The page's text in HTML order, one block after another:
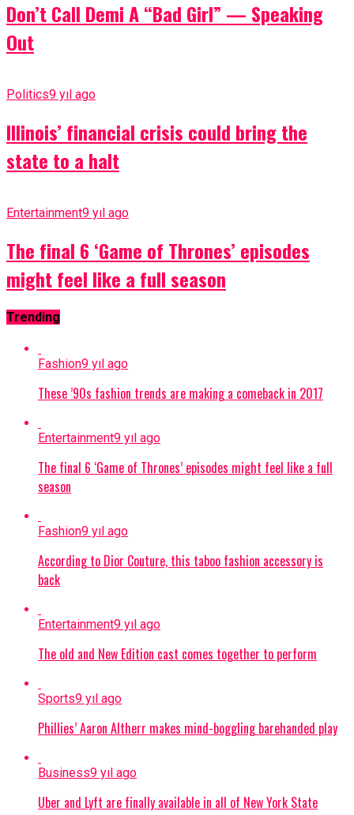
Don’t Call Demi A “Bad Girl” — Speaking
Out
Politics9 yıl ago
Illinois’ financial crisis could bring the
state to a halt
Entertainment9 yıl ago
The final 6 ‘Game of Thrones’ episodes
might feel like a full season
Trending
Fashion9 yıl ago
These ’90s fashion trends are making a comeback in 2017
Entertainment9 yıl ago
The final 6 ‘Game of Thrones’ episodes might feel like a full
season
Fashion9 yıl ago
According to Dior Couture, this taboo fashion accessory is
back
Entertainment9 yıl ago
The old and New Edition cast comes together to perform
Sports9 yıl ago
Phillies’ Aaron Altherr makes mind-boggling barehanded play
Business9 yıl ago
Uber and Lyft are finally available in all of New York State